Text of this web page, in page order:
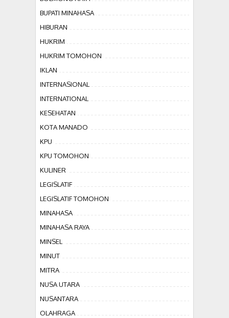
BUPATI MINAHASA
HIBURAN
HUKRIM
HUKRIM TOMOHON
IKLAN
INTERNASIONAL
INTERNATIONAL
KESEHATAN
KOTA MANADO
KPU
KPU TOMOHON
KULINER
LEGISLATIF
LEGISLATIF TOMOHON
MINAHASA
MINAHASA RAYA
MINSEL
MINUT
MITRA
NUSA UTARA
NUSANTARA
OLAHRAGA